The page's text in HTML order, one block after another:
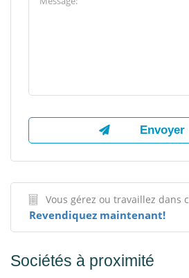
Vous gérez ou travaillez dans
Revendiquez maintenant!
Sociétés à proximité